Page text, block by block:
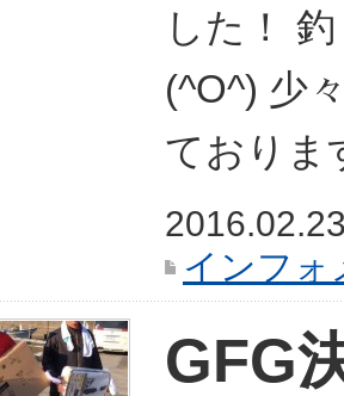
した！
(^O^) 少
ておりま
インフォ
GFG